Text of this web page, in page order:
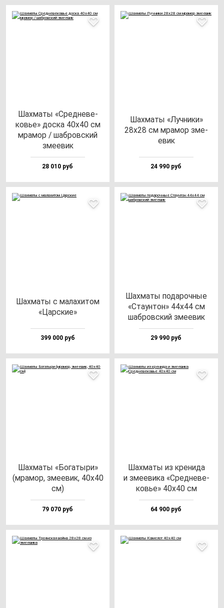
Шах­ма­ты «Сред­не­ве­
ковье» дос­ка 40х40 см
мра­мор / шаб­ров­ский
зме­евик
28 010 руб
Шах­ма­ты «Луч­ни­ки»
28х28 см мра­мор зме­
евик
24 990 руб
Шах­ма­ты с ма­ла­хи­том
«Цар­ские»
399 000 руб
Шах­ма­ты по­да­роч­ные
«Ста­ун­тон» 44х44 см
шаб­ров­ский зме­евик
29 990 руб
Шах­ма­ты «Бога­ты­ри»
(мра­мор, зме­евик, 40х40
см)
79 070 руб
Шах­ма­ты из кре­ни­да
и зме­еви­ка «Сред­не­ве­
ковье» 40х40 см
64 900 руб